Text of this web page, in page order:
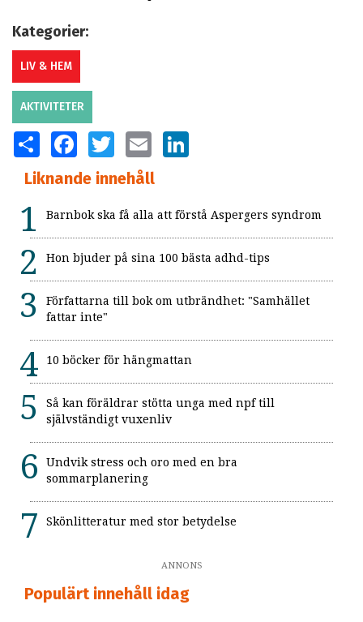
Kategorier:
LIV & HEM
AKTIVITETER
SHARE FACEBOOKTWITTER EMAIL
Liknande innehåll
Barnbok ska få alla att förstå Aspergers syndrom
Hon bjuder på sina 100 bästa adhd-tips
Författarna till bok om utbrändhet: "Samhället
fattar inte"
10 böcker för hängmattan
Så kan föräldrar stötta unga med npf till
självständigt vuxenliv
Undvik stress och oro med en bra
sommarplanering
Skönlitteratur med stor betydelse
ANNONS
Populärt innehåll idag